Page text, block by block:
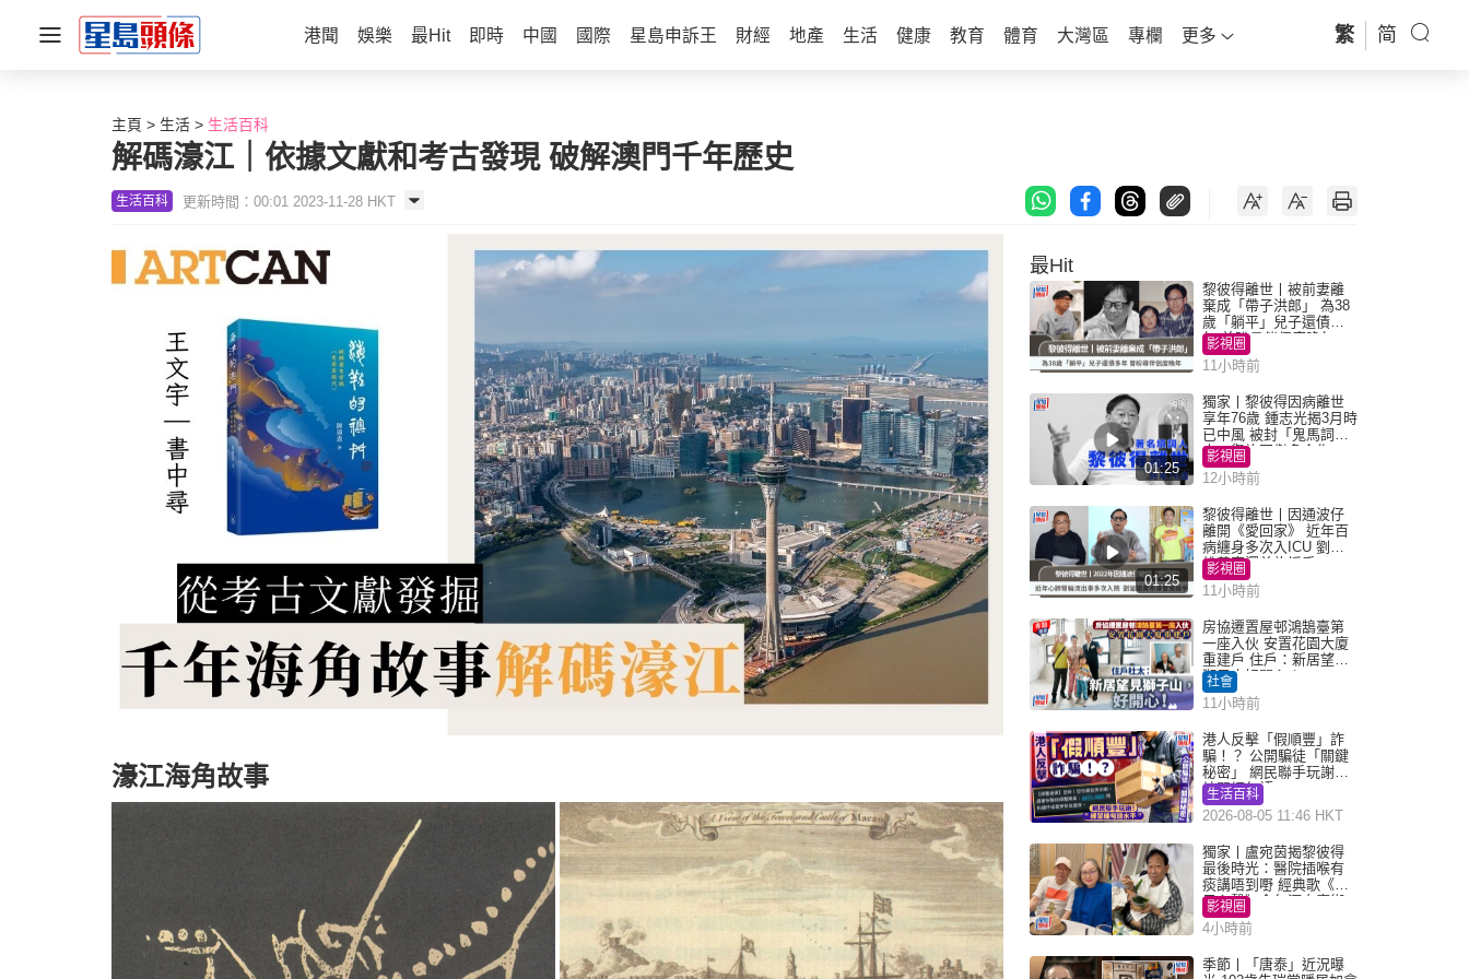
港聞 娛樂 最Hit 即時 中國 國際 星島申訴王 財經 地產 生活 健康 教育 體育 大灣區 專欄 更多 繁 简
主頁 生活 生活百科
解碼濠江｜依據文獻和考古發現 破解澳門千年歷史
生活百科 更新時間：00:01 2023-11-28 HKT
濠江海角故事
最Hit
黎彼得離世丨被前妻離
棄成「帶子洪郎」 為38
歲「躺平」兒子還債多
年 曾盼尋伴侶度晚年
影視圈
11小時前
01:25
獨家丨黎彼得因病離世
享年76歲 鍾志光揭3月時
已中風 被封「鬼馬詞
人」與許冠傑多合作
影視圈
12小時前
01:25
黎彼得離世丨因通波仔
離開《愛回家》 近年百
病纏身多次入ICU 劉鑾
雄黃宗澤曾施援手
影視圈
11小時前
房協遷置屋邨鴻鵠臺第
一座入伙 安置花園大廈
重建戶 住戶：新居望見
獅子山好開心！
社會
11小時前
港人反擊「假順豐」詐
騙！？ 公開騙徒「關鍵
秘密」 網民聯手玩謝：
練習緬甸語
生活百科
2026-08-05 11:46 HKT
獨家丨盧宛茵揭黎彼得
最後時光：醫院插喉有
痰講唔到嘢 經典歌《浪
子心聲》金句源自廟街
睇相佬
影視圈
4小時前
季節丨「唐泰」近況曝